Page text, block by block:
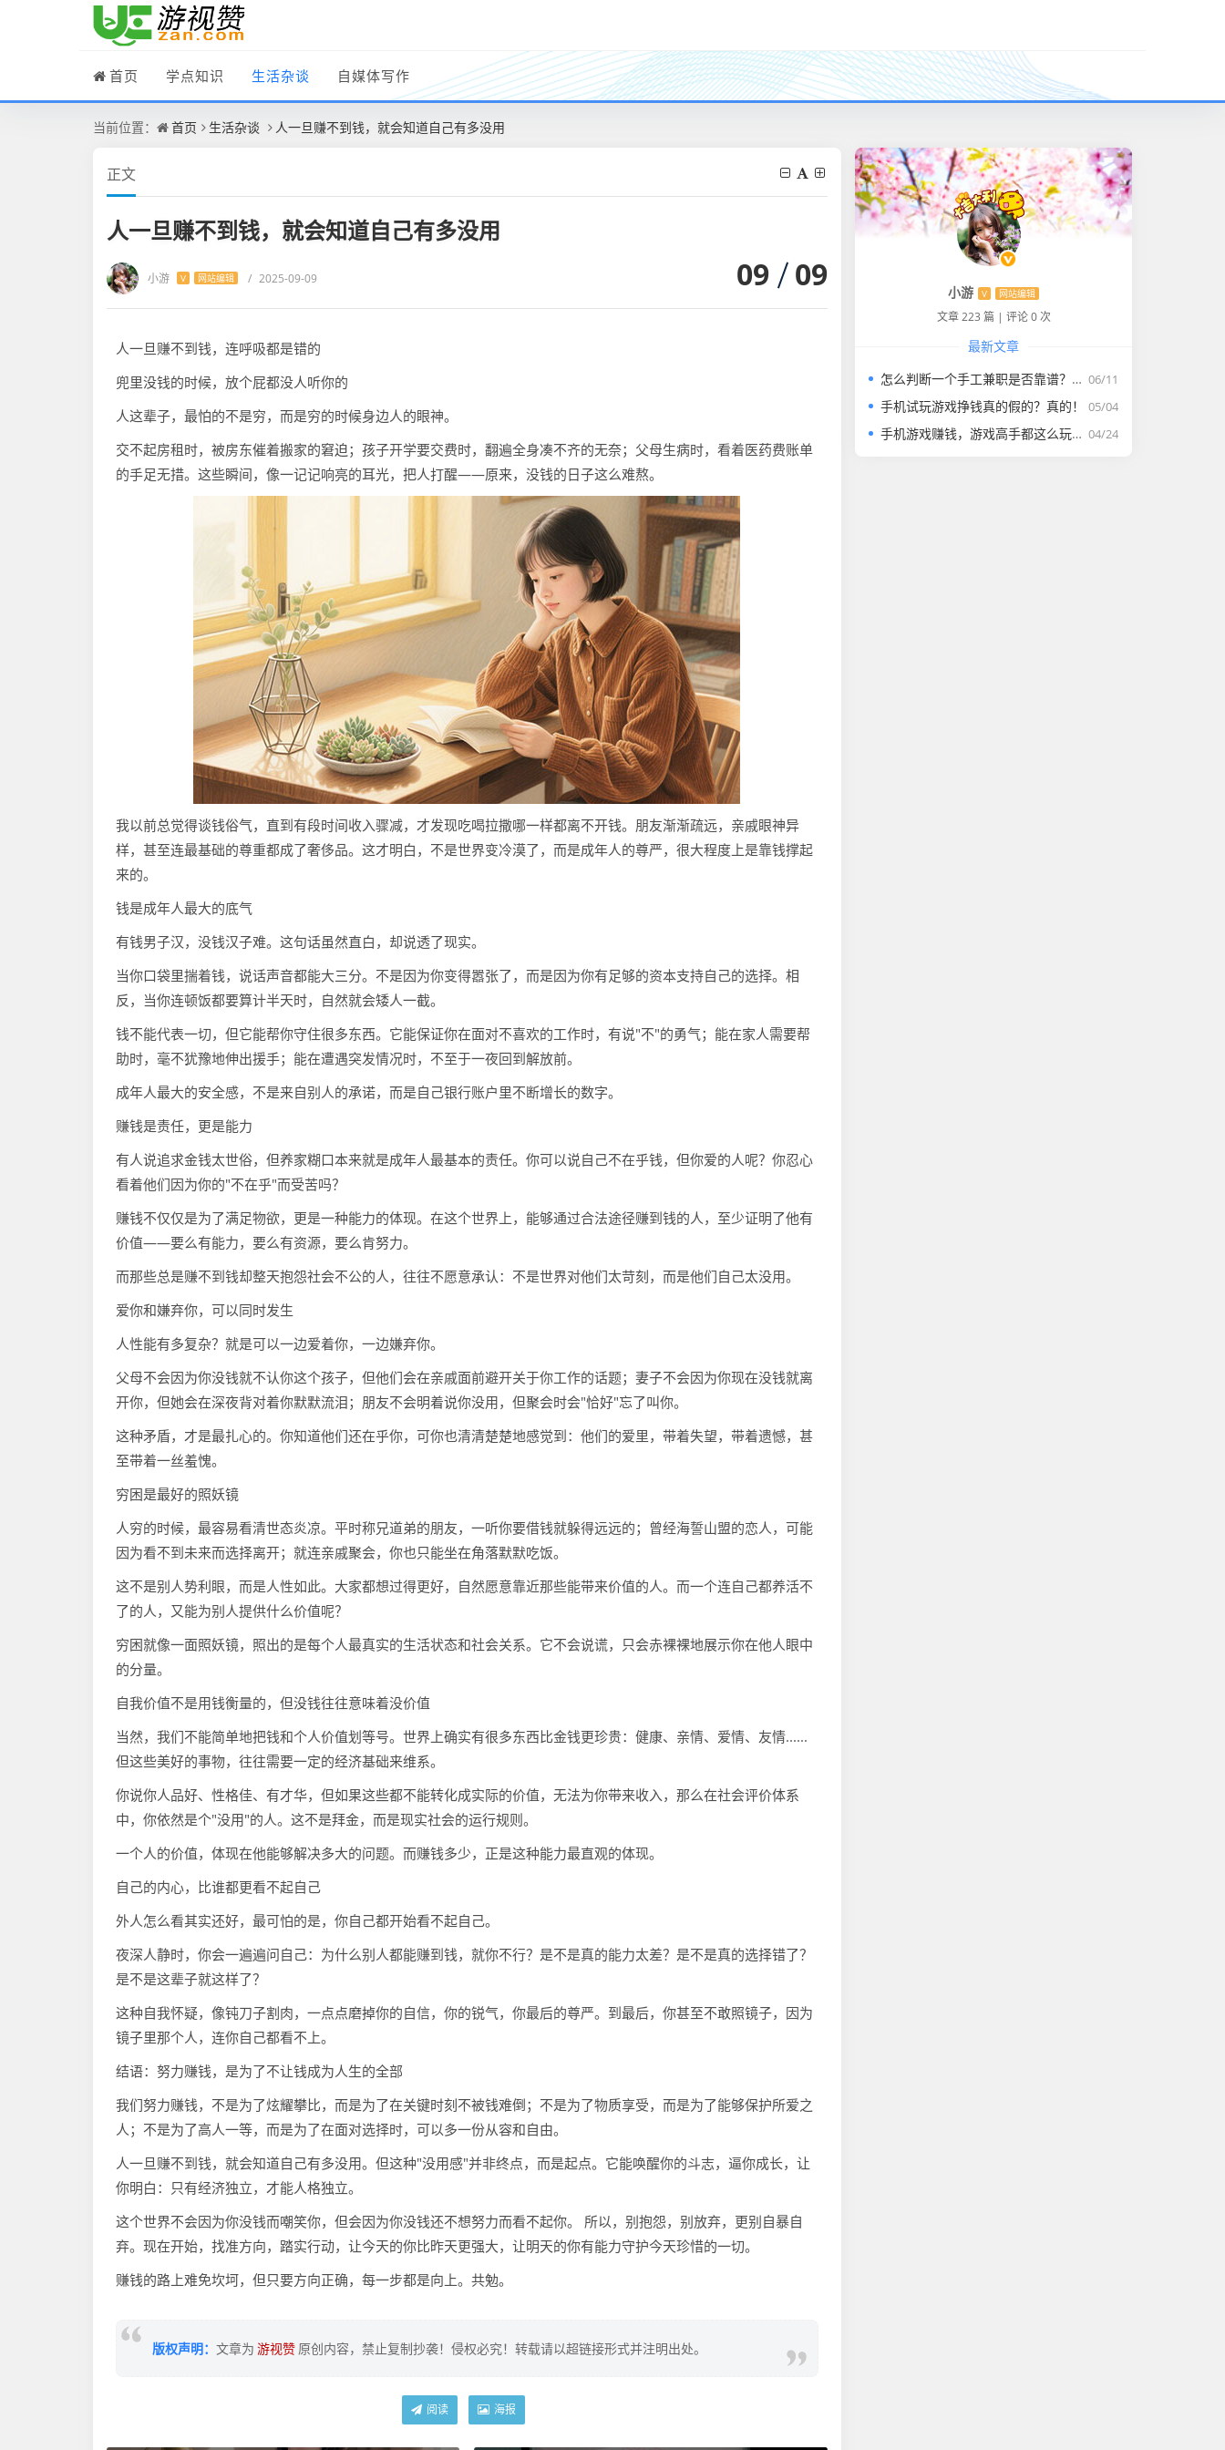
首页 学点知识 生活杂谈 自媒体写作
当前位置： 首页 生活杂谈 人一旦赚不到钱，就会知道自己有多没用
正文
人一旦赚不到钱，就会知道自己有多没用
小游 V 网站编辑 / 2025-09-09 09 09
人一旦赚不到钱，连呼吸都是错的
兜里没钱的时候，放个屁都没人听你的
人这辈子，最怕的不是穷，而是穷的时候身边人的眼神。
交不起房租时，被房东催着搬家的窘迫；孩子开学要交费时，翻遍全身凑不齐的无奈；父母生病时，看着医药费账单
的手足无措。这些瞬间，像一记记响亮的耳光，把人打醒——原来，没钱的日子这么难熬。
我以前总觉得谈钱俗气，直到有段时间收入骤减，才发现吃喝拉撒哪一样都离不开钱。朋友渐渐疏远，亲戚眼神异
样，甚至连最基础的尊重都成了奢侈品。这才明白，不是世界变冷漠了，而是成年人的尊严，很大程度上是靠钱撑起
来的。
钱是成年人最大的底气
有钱男子汉，没钱汉子难。这句话虽然直白，却说透了现实。
当你口袋里揣着钱，说话声音都能大三分。不是因为你变得嚣张了，而是因为你有足够的资本支持自己的选择。相
反，当你连顿饭都要算计半天时，自然就会矮人一截。
钱不能代表一切，但它能帮你守住很多东西。它能保证你在面对不喜欢的工作时，有说"不"的勇气；能在家人需要帮
助时，毫不犹豫地伸出援手；能在遭遇突发情况时，不至于一夜回到解放前。
成年人最大的安全感，不是来自别人的承诺，而是自己银行账户里不断增长的数字。
赚钱是责任，更是能力
有人说追求金钱太世俗，但养家糊口本来就是成年人最基本的责任。你可以说自己不在乎钱，但你爱的人呢？你忍心
看着他们因为你的"不在乎"而受苦吗？
赚钱不仅仅是为了满足物欲，更是一种能力的体现。在这个世界上，能够通过合法途径赚到钱的人，至少证明了他有
价值——要么有能力，要么有资源，要么肯努力。
而那些总是赚不到钱却整天抱怨社会不公的人，往往不愿意承认：不是世界对他们太苛刻，而是他们自己太没用。
爱你和嫌弃你，可以同时发生
人性能有多复杂？就是可以一边爱着你，一边嫌弃你。
父母不会因为你没钱就不认你这个孩子，但他们会在亲戚面前避开关于你工作的话题；妻子不会因为你现在没钱就离
开你，但她会在深夜背对着你默默流泪；朋友不会明着说你没用，但聚会时会"恰好"忘了叫你。
这种矛盾，才是最扎心的。你知道他们还在乎你，可你也清清楚楚地感觉到：他们的爱里，带着失望，带着遗憾，甚
至带着一丝羞愧。
穷困是最好的照妖镜
人穷的时候，最容易看清世态炎凉。平时称兄道弟的朋友，一听你要借钱就躲得远远的；曾经海誓山盟的恋人，可能
因为看不到未来而选择离开；就连亲戚聚会，你也只能坐在角落默默吃饭。
这不是别人势利眼，而是人性如此。大家都想过得更好，自然愿意靠近那些能带来价值的人。而一个连自己都养活不
了的人，又能为别人提供什么价值呢？
穷困就像一面照妖镜，照出的是每个人最真实的生活状态和社会关系。它不会说谎，只会赤裸裸地展示你在他人眼中
的分量。
自我价值不是用钱衡量的，但没钱往往意味着没价值
当然，我们不能简单地把钱和个人价值划等号。世界上确实有很多东西比金钱更珍贵：健康、亲情、爱情、友情......
但这些美好的事物，往往需要一定的经济基础来维系。
你说你人品好、性格佳、有才华，但如果这些都不能转化成实际的价值，无法为你带来收入，那么在社会评价体系
中，你依然是个"没用"的人。这不是拜金，而是现实社会的运行规则。
一个人的价值，体现在他能够解决多大的问题。而赚钱多少，正是这种能力最直观的体现。
自己的内心，比谁都更看不起自己
外人怎么看其实还好，最可怕的是，你自己都开始看不起自己。
夜深人静时，你会一遍遍问自己：为什么别人都能赚到钱，就你不行？是不是真的能力太差？是不是真的选择错了？
是不是这辈子就这样了？
这种自我怀疑，像钝刀子割肉，一点点磨掉你的自信，你的锐气，你最后的尊严。到最后，你甚至不敢照镜子，因为
镜子里那个人，连你自己都看不上。
结语：努力赚钱，是为了不让钱成为人生的全部
我们努力赚钱，不是为了炫耀攀比，而是为了在关键时刻不被钱难倒；不是为了物质享受，而是为了能够保护所爱之
人；不是为了高人一等，而是为了在面对选择时，可以多一份从容和自由。
人一旦赚不到钱，就会知道自己有多没用。但这种"没用感"并非终点，而是起点。它能唤醒你的斗志，逼你成长，让
你明白：只有经济独立，才能人格独立。
这个世界不会因为你没钱而嘲笑你，但会因为你没钱还不想努力而看不起你。 所以，别抱怨，别放弃，更别自暴自
弃。现在开始，找准方向，踏实行动，让今天的你比昨天更强大，让明天的你有能力守护今天珍惜的一切。
赚钱的路上难免坎坷，但只要方向正确，每一步都是向上。共勉。
版权声明： 文章为 游视赞 原创内容，禁止复制抄袭！侵权必究！转载请以超链接形式并注明出处。
阅读 海报
小游 V 网站编辑
文章 223 篇 | 评论 0 次
最新文章
06/11
​怎么判断一个手工兼职是否靠谱？看完别再上当了
05/04
手机试玩游戏挣钱真的假的？真的！
04/24
手机游戏赚钱，游戏高手都这么玩，一天最少100块